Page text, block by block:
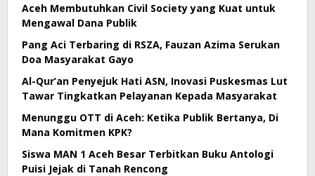
Aceh Membutuhkan Civil Society yang Kuat untuk
Mengawal Dana Publik
Pang Aci Terbaring di RSZA, Fauzan Azima Serukan
Doa Masyarakat Gayo
Al-Qur’an Penyejuk Hati ASN, Inovasi Puskesmas Lut
Tawar Tingkatkan Pelayanan Kepada Masyarakat
Menunggu OTT di Aceh: Ketika Publik Bertanya, Di
Mana Komitmen KPK?
Siswa MAN 1 Aceh Besar Terbitkan Buku Antologi
Puisi Jejak di Tanah Rencong